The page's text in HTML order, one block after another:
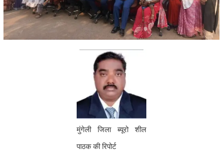
मुंगेली जिला ब्यूरो शील
पाठक की रिपोर्ट